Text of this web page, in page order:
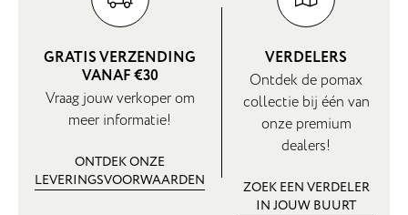
GRATIS VERZENDING
VANAF €30
Vraag jouw verkoper om
meer informatie!
ONTDEK ONZE
LEVERINGSVOORWAARDEN
VERDELERS
Ontdek de pomax
collectie bij één van
onze premium
dealers!
ZOEK EEN VERDELER
IN JOUW BUURT